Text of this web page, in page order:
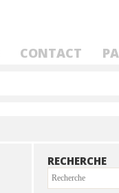
CONTACT
RECHERCHE